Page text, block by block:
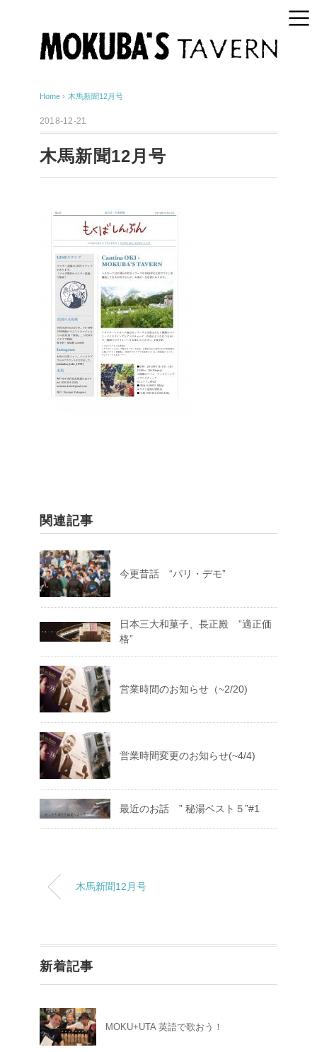
Home › 木馬新聞12月号
2018-12-21
木馬新聞12月号
関連記事
今更昔話 “パリ・デモ”
日本三大和菓子、長正殿 ”適正価
格”
営業時間のお知らせ（~2/20)
営業時間変更のお知らせ(~4/4)
最近のお話 ” 秘湯ベスト５”#1
木馬新聞12月号
新着記事
MOKU+UTA 英語で歌おう！